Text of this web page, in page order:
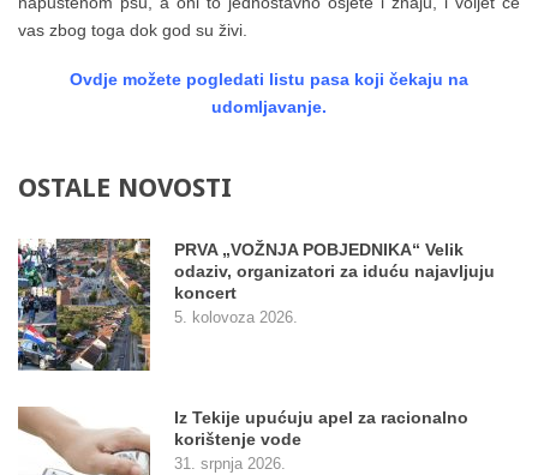
vas zbog toga dok god su živi.
Ovdje možete pogledati listu pasa koji čekaju na
udomljavanje.
OSTALE NOVOSTI
PRVA „VOŽNJA POBJEDNIKA“ Velik
odaziv, organizatori za iduću najavljuju
koncert
5. kolovoza 2026.
Iz Tekije upućuju apel za racionalno
korištenje vode
31. srpnja 2026.